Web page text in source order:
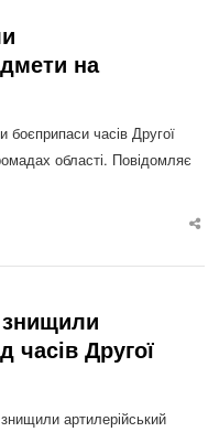
на
часів Другої
області. Повідомляє
знищили
часів Другої
артилерійський